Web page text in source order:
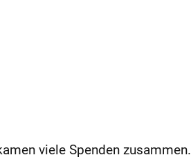
viele Spenden zusammen.